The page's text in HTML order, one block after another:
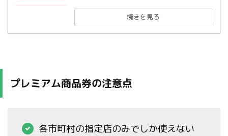
続きを見る
プレミアム商品券の注意点
各市町村の指定店のみでしか使えない